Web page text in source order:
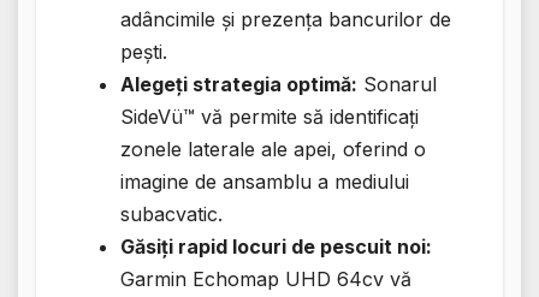
adâncimile și prezența bancurilor de
pești.
Alegeți strategia optimă: Sonarul
SideVü™ vă permite să identificați
zonele laterale ale apei, oferind o
imagine de ansamblu a mediului
subacvatic.
Găsiți rapid locuri de pescuit noi:
Garmin Echomap UHD 64cv vă